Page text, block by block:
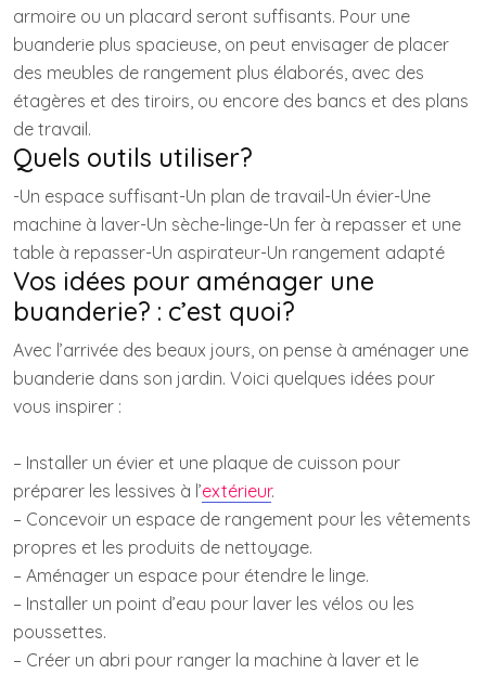
armoire ou un placard seront suffisants. Pour une
buanderie plus spacieuse, on peut envisager de placer
des meubles de rangement plus élaborés, avec des
étagères et des tiroirs, ou encore des bancs et des plans
de travail.
Quels outils utiliser?
-Un espace suffisant-Un plan de travail-Un évier-Une
machine à laver-Un sèche-linge-Un fer à repasser et une
table à repasser-Un aspirateur-Un rangement adapté
Vos idées pour aménager une
buanderie? : c’est quoi?
Avec l’arrivée des beaux jours, on pense à aménager une
buanderie dans son jardin. Voici quelques idées pour
vous inspirer :
– Installer un évier et une plaque de cuisson pour
préparer les lessives à l’extérieur.
– Concevoir un espace de rangement pour les vêtements
propres et les produits de nettoyage.
– Aménager un espace pour étendre le linge.
– Installer un point d’eau pour laver les vélos ou les
poussettes.
– Créer un abri pour ranger la machine à laver et le